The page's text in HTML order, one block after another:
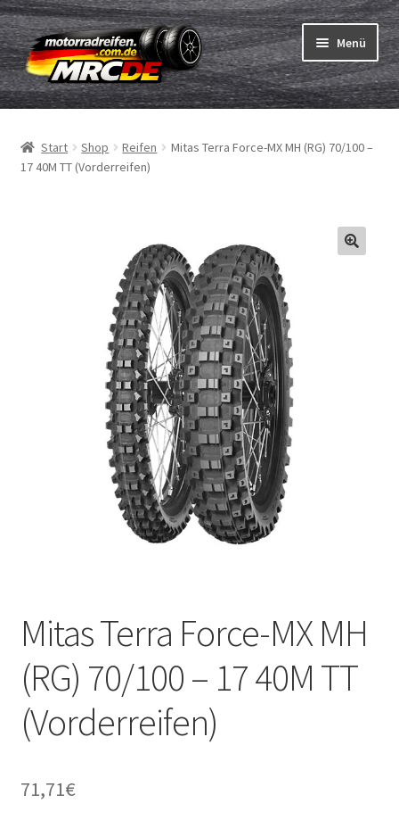
Zur
Navigation
springen
Zum
Inhalt
springen
Menü
Reifen
Schläuche
Start Shop Reifen
Mitas Terra Force-MX MH (RG) 70/100 –
17 40M TT (Vorderreifen)
Mitas Terra Force-MX MH
(RG) 70/100 – 17 40M TT
(Vorderreifen)
71,71€